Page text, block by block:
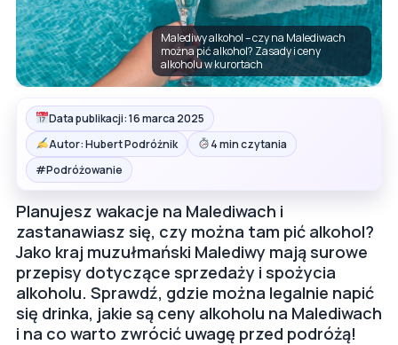
Malediwy alkohol – czy na Malediwach
można pić alkohol? Zasady i ceny
alkoholu w kurortach
Data publikacji: 16 marca 2025
Autor: Hubert Podróżnik
4 min czytania
#Podróżowanie
Planujesz wakacje na Malediwach i
zastanawiasz się, czy można tam pić alkohol?
Jako kraj muzułmański Malediwy mają surowe
przepisy dotyczące sprzedaży i spożycia
alkoholu. Sprawdź, gdzie można legalnie napić
się drinka, jakie są ceny alkoholu na Malediwach
i na co warto zwrócić uwagę przed podróżą!